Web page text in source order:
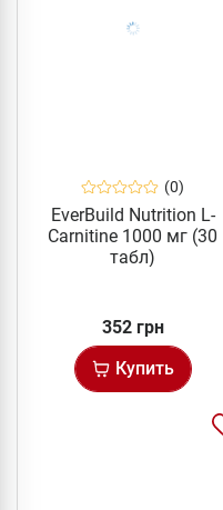
(0)
EverBuild Nutrition L-
Carnitine 1000 мг (30
табл)
352 грн
Купить